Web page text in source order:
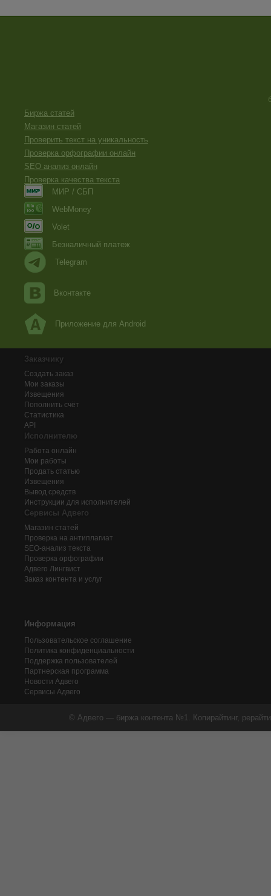
Биржа статей
Магазин статей
Проверить текст на уникальность
Проверка орфографии онлайн
SEO анализ онлайн
Проверка качества текста
МИР / СБП
WebMoney
Volet
Безналичный платеж
Telegram
Вконтакте
Приложение для Android
Заказчику
Создать заказ
Мои заказы
Извещения
Пополнить счёт
Статистика
API
Исполнителю
Работа онлайн
Мои работы
Продать статью
Извещения
Вывод средств
Инструкции для исполнителей
Сервисы Адвего
Магазин статей
Проверка на антиплагиат
SEO-анализ текста
Проверка орфографии
Адвего Лингвист
Заказ контента и услуг
Информация
Пользовательское соглашение
Политика конфиденциальности
Поддержка пользователей
Партнерская программа
Новости Адвего
Сервисы Адвего
© Адвего — биржа контента №1. Копирайтинг,